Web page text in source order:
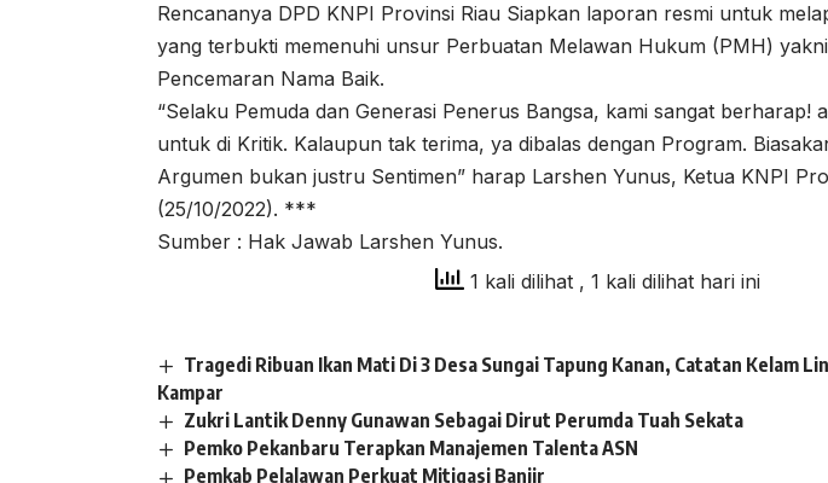
Rencananya DPD KNPI Provinsi Riau Siapkan laporan resmi untuk
yang terbukti memenuhi unsur Perbuatan Melawan Hukum (PMH)
Pencemaran Nama Baik.
“Selaku Pemuda dan Generasi Penerus Bangsa, kami sangat berharap!
untuk di Kritik. Kalaupun tak terima, ya dibalas dengan Program.
Argumen bukan justru Sentimen” harap Larshen Yunus, Ketua KNPI
(25/10/2022). ***
Sumber : Hak Jawab Larshen Yunus.
1 kali dilihat , 1 kali dilihat hari ini
Tragedi Ribuan Ikan Mati Di 3 Desa Sungai Tapung Kanan, Catatan Kelam
Kampar
Zukri Lantik Denny Gunawan Sebagai Dirut Perumda Tuah Sekata
Pemko Pekanbaru Terapkan Manajemen Talenta ASN
Pemkab Pelalawan Perkuat Mitigasi Banjir